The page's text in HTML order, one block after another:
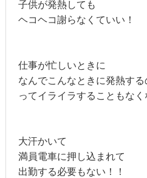
子供が発熱しても
ヘコヘコ謝らなくていい！
仕事が忙しいときに
なんでこんなときに発熱する
ってイライラすることもなく
大汗かいて
満員電車に押し込まれて
出勤する必要もない！！